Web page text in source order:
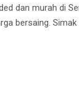
dan murah di
bersaing.